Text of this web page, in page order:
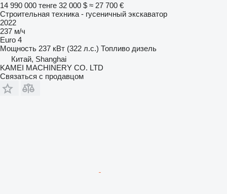
14 990 000 тенге 32 000 $ ≈ 27 700 €
Строительная техника - гусеничный экскаватор
2022
237 м/ч
Euro 4
Мощность 237 кВт (322 л.с.) Топливо дизель
Китай, Shanghai
KAMEI MACHINERY CO. LTD
Связаться с продавцом